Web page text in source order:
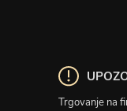
Trgovanje na